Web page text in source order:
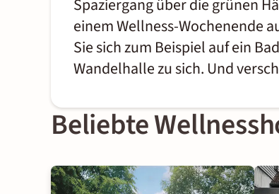
Spaziergang über die grünen
einem Wellness-Wochenende
Sie sich zum Beispiel auf ein
Wandelhalle zu sich. Und
Beliebte